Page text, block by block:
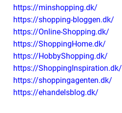
https://minshopping.dk/
https://shopping-bloggen.dk/
https://Online-Shopping.dk/
https://ShoppingHome.dk/
https://HobbyShopping.dk/
https://ShoppingInspiration.dk/
https://shoppingagenten.dk/
https://ehandelsblog.dk/